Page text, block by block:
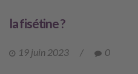
la fisétine ?
19 juin 2023 / 0